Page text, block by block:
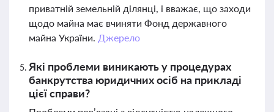
приватній земельній ділянці, і вважає, що заходи
щодо майна має вчиняти Фонд державного
майна України. Джерело
Які проблеми виникають у процедурах
банкрутства юридичних осіб на прикладі
цієї справи?